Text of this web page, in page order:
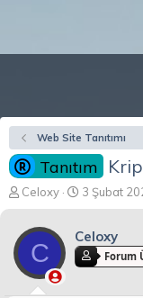
Web Site Tanıtımı
Tanıtım
K
o
b
y
Celoxy
B
a
l
a
n
3 Şubat
C
Celoxy
Forum